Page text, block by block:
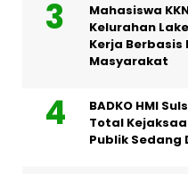
Mahasiswa
Kelurahan
Kerja
Masyarakat
BADKO HMI
Total
Publik